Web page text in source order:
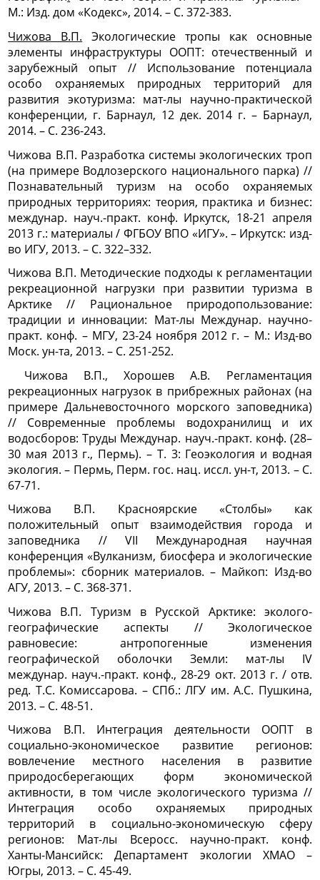
М.: Изд. дом «Кодекс», 2014. – С. 372-383.
Чижова В.П. Экологические тропы как основные
элементы инфраструктуры ООПТ: отечественный и
зарубежный опыт // Использование потенциала
особо охраняемых природных территорий для
развития экотуризма: мат-лы научно-практической
конференции, г. Барнаул, 12 дек. 2014 г. – Барнаул,
2014. – С. 236-243.
Чижова В.П. Разработка системы экологических троп
(на примере Водлозерского национального парка) //
Познавательный туризм на особо охраняемых
природных территориях: теория, практика и бизнес:
междунар. науч.-практ. конф. Иркутск, 18-21 апреля
2013 г.: материалы / ФГБОУ ВПО «ИГУ». – Иркутск: изд-
во ИГУ, 2013. – С. 322–332.
Чижова В.П. Методические подходы к регламентации
рекреационной нагрузки при развитии туризма в
Арктике // Рациональное природопользование:
традиции и инновации: Мат-лы Междунар. научно-
практ. конф. – МГУ, 23-24 ноября 2012 г. – М.: Изд-во
Моск. ун-та, 2013. – С. 251-252.
Чижова В.П., Хорошев А.В. Регламентация
рекреационных нагрузок в прибрежных районах (на
примере Дальневосточного морского заповедника)
// Современные проблемы водохранилищ и их
водосборов: Труды Междунар. науч.-практ. конф. (28–
30 мая 2013 г., Пермь). – Т. 3: Геоэкология и водная
экология. – Пермь, Перм. гос. нац. иссл. ун-т, 2013. – С.
67-71.
Чижова В.П. Красноярские «Столбы» как
положительный опыт взаимодействия города и
заповедника // VII Международная научная
конференция «Вулканизм, биосфера и экологические
проблемы»: сборник материалов. – Майкоп: Изд-во
АГУ, 2013. – С. 368-371.
Чижова В.П. Туризм в Русской Арктике: эколого-
географические аспекты // Экологическое
равновесие: антропогенные изменения
географической оболочки Земли: мат-лы IV
междунар. науч.-практ. конф., 28-29 окт. 2013 г. / отв.
ред. Т.С. Комиссарова. – СПб.: ЛГУ им. А.С. Пушкина,
2013. – С. 48-51.
Чижова В.П. Интеграция деятельности ООПТ в
социально-экономическое развитие регионов:
вовлечение местного населения в развитие
природосберегающих форм экономической
активности, в том числе экологического туризма //
Интеграция особо охраняемых природных
территорий в социально-экономическую сферу
регионов: Мат-лы Всеросс. научно-практ. конф.
Ханты-Мансийск: Департамент экологии ХМАО –
Югры, 2013. – С. 45-49.